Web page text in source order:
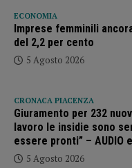
ECONOMIA
Imprese femminili
del 2,2 per cento
5 Agosto 2026
CRONACA PIACENZA
Giuramento per 232
lavoro le insidie sono
essere pronti” – AUDIO
5 Agosto 2026